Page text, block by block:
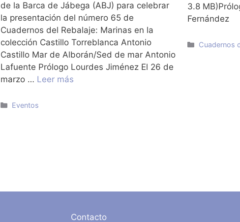
de la Barca de Jábega (ABJ) para celebrar
la presentación del número 65 de
Cuadernos del Rebalaje: Marinas en la
colección Castillo Torreblanca Antonio
Castillo Mar de Alborán/Sed de mar Antonio
Lafuente Prólogo Lourdes Jiménez El 26 de
marzo … Leer más
Categorías
Eventos
3.8
Fernández
Categorías
Cuadernos
Contacto